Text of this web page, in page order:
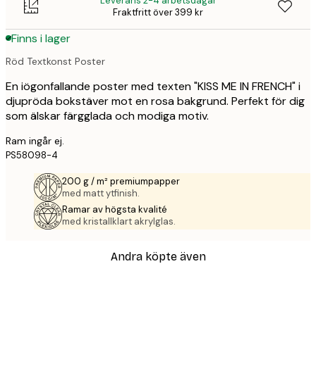
Fraktfritt över 399 kr
Finns i lager
Röd Textkonst Poster
En iögonfallande poster med texten "KISS ME IN FRENCH" i
djupröda bokstäver mot en rosa bakgrund. Perfekt för dig
som älskar färgglada och modiga motiv.
Ram ingår ej.
PS58098-4
200 g / m² premiumpapper
med matt ytfinish.
Ramar av högsta kvalité
med kristallklart akrylglas.
Andra köpte även